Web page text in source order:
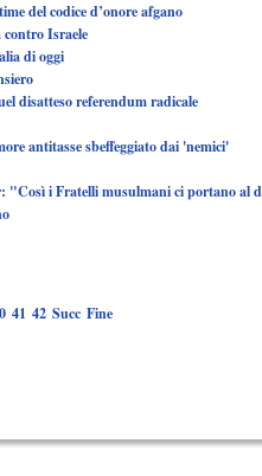
del codice d’onore afgano
Israele
di oggi
disatteso referendum radicale
antitasse sbeffeggiato dai 'nemici'
"Così i Fratelli musulmani ci portano al
41 42 Succ Fine